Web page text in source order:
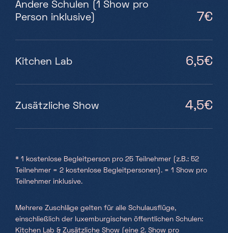
Andere Schulen (1 Show pro
Person inklusive)
7€
Kitchen Lab 6,5€
Zusätzliche Show 4,5€
* 1 kostenlose Begleitperson pro 25 Teilnehmer (z.B.: 52
Teilnehmer = 2 kostenlose Begleitpersonen). = 1 Show pro
Teilnehmer inklusive.
Mehrere Zuschläge gelten für alle Schulausflüge,
einschließlich der luxemburgischen öffentlichen Schulen:
Kitchen Lab & Zusätzliche Show (eine 2. Show pro